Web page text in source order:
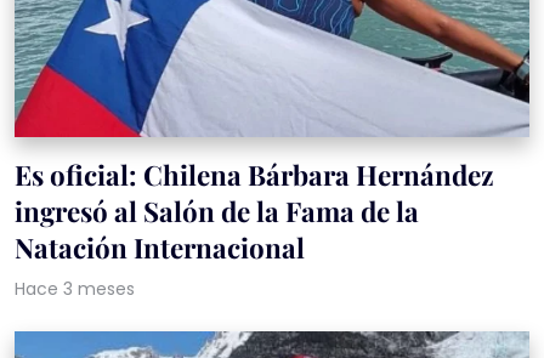
Es oficial: Chilena Bárbara Hernández
ingresó al Salón de la Fama de la
Natación Internacional
Hace 3 meses